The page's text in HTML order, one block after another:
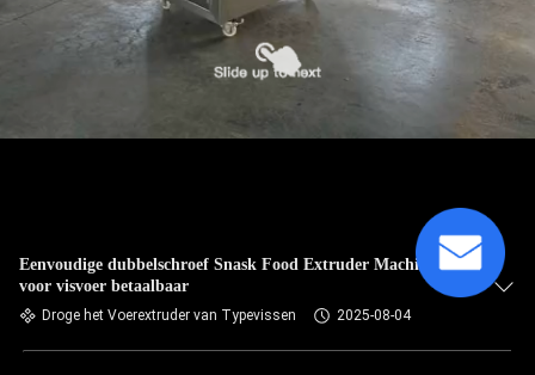
Eenvoudige dubbelschroef Snask Food Extruder Machine
voor visvoer betaalbaar
Droge het Voerextruder van Typevissen 2025-08-04